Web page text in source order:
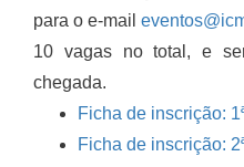
para o e-mail
10 vagas no total, e
chegada.
Ficha de inscrição:
Ficha de inscrição: